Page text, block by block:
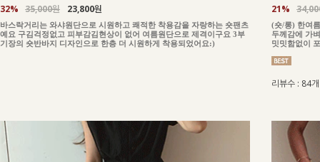
32% 35,000원 23,800원
바스락거리는 와샤원단으로 시원하고 쾌적한 착용감을 자랑하는 숏팬츠
예요 구김걱정없고 피부감김현상이 없어 여름원단으로 제격이구요 3부
기장의 숏반바지 디자인으로 한층 더 시원하게 착용되었어요:)
21%
(숏/롱) 한여
두께감에 가
밋밋함없이
리뷰수 : 84개